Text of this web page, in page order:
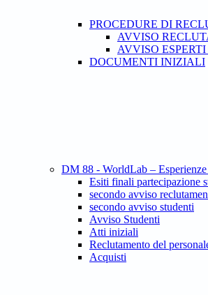
PROCEDURE DI
AVVISO
AVVISO
DOCUMENTI INIZIALI
DM 88 - WorldLab –
Esiti finali partecipazione
secondo avviso
secondo avviso studenti
Avviso Studenti
Atti iniziali
Reclutamento del
Acquisti